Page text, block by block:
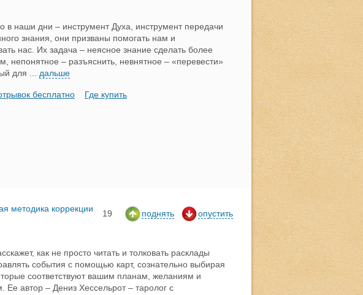
в наши дни – инструмент Духа, инструмент передачи
знания, они призваны помогать нам и
нас. Их задача – неясное знание сделать более
непонятное – разъяснить, невнятное – «перевести»
для
дальше
бесплатно Где купить
методика коррекции
19 поднять опустить
как не просто читать и толковать расклады
события с помощью карт, сознательно выбирая
соответствуют вашим планам, желаниям и
Ее автор – Дениз Хессельрот – таролог с